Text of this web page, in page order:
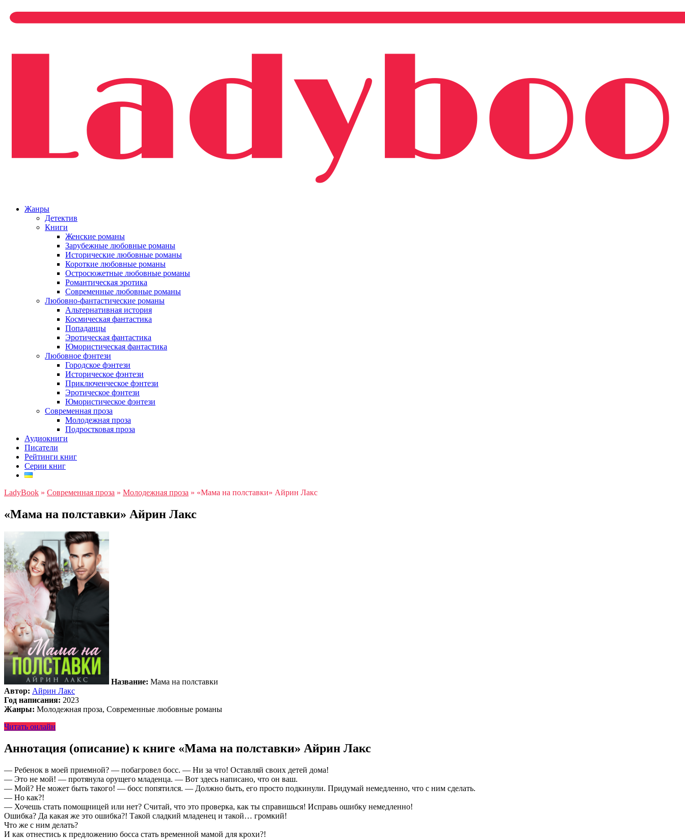
Жанры
Детектив
Книги
Женские романы
Зарубежные любовные романы
Исторические любовные романы
Короткие любовные романы
Остросюжетные любовные романы
Романтическая эротика
Современные любовные романы
Любовно-фантастические романы
Альтернативная история
Космическая фантастика
Попаданцы
Эротическая фантастика
Юмористическая фантастика
Любовное фэнтези
Городское фэнтези
Историческое фэнтези
Приключенческое фэнтези
Эротическое фэнтези
Юмористическое фэнтези
Современная проза
Молодежная проза
Подростковая проза
Аудиокниги
Писатели
Рейтинги книг
Серии книг
LadyBook » Современная проза » Молодежная проза » «Мама на полставки» Айрин Лакс
«Мама на полставки» Айрин Лакс
Название: Мама на полставки
Автор: Айрин Лакс
Год написания: 2023
Жанры: Молодежная проза, Современные любовные романы
Читать онлайн
Аннотация (описание) к книге «Мама на полставки» Айрин Лакс
— Ребенок в моей приемной? — побагровел босс. — Ни за что! Оставляй своих детей дома!
— Это не мой! — протянула орущего младенца. — Вот здесь написано, что он ваш.
— Мой? Не может быть такого! — босс попятился. — Должно быть, его просто подкинули. Придумай немедленно, что с ним сделать.
— Но как?!
— Хочешь стать помощницей или нет? Считай, что это проверка, как ты справишься! Исправь ошибку немедленно!
Ошибка? Да какая же это ошибка?! Такой сладкий младенец и такой… громкий!
Что же с ним делать?
И как отнестись к предложению босса стать временной мамой для крохи?!